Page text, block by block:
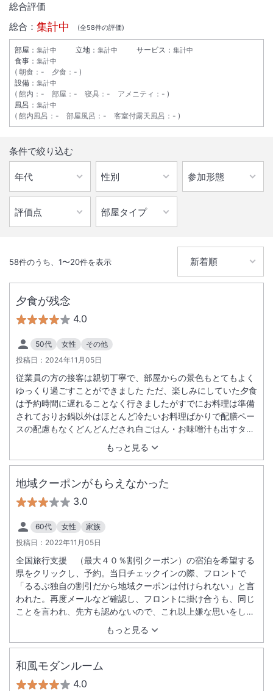
総合評価
総合： 集計中 (全58件の評価)
部屋： 集計中 立地： 集計中 サービス： 集計中
食事： 集計中
朝食 ： - 夕食 ： -
設備： 集計中
館内 ： - 部屋 ： - 寝具 ： - アメニティ ： -
風呂： 集計中
館内風呂 ： - 部屋風呂 ： - 客室付露天風呂 ： -
条件で絞り込む
58件のうち、 1〜20件を表示
夕食が残念
4.0
50代 女性
その他
投稿日： 2024年11月05日
もっと見る
従業員の方の接客は親切丁寧で、部屋からの景色もとてもよく
ゆっくり過ごすことができました ただ、楽しみにしていた夕食
は予約時間に遅れることなく行きましたがすでにお料理は準備
されておりお鍋以外はほとんど冷たいお料理ばかりで配膳ペー
スの配慮もなくどんどんだされ白ごはん・お味噌汁も出すタイ
ミングを聞かれることなくでてきました。お酒を飲みながらゆ
っくり食事を楽しみたかったのですが慌ただしい夕食になりと
ても残念でした。
地域クーポンがもらえなかった
3.0
60代 女性
家族
投稿日： 2022年11月05日
もっと見る
全国旅行支援 （最大４０％割引クーポン）の宿泊を希望する
県をクリックし、予約。当日チェックインの際、フロントで
「るるぶ独自の割引だから地域クーポンは付けられない」と言
われた。再度メールなど確認し、フロントに掛け合うも、同じ
ことを言われ、先方も認めないので、これ以上嫌な思いをした
くないので諦めた。もやもやした旅行になってしまった。
和風モダンルーム
4.0